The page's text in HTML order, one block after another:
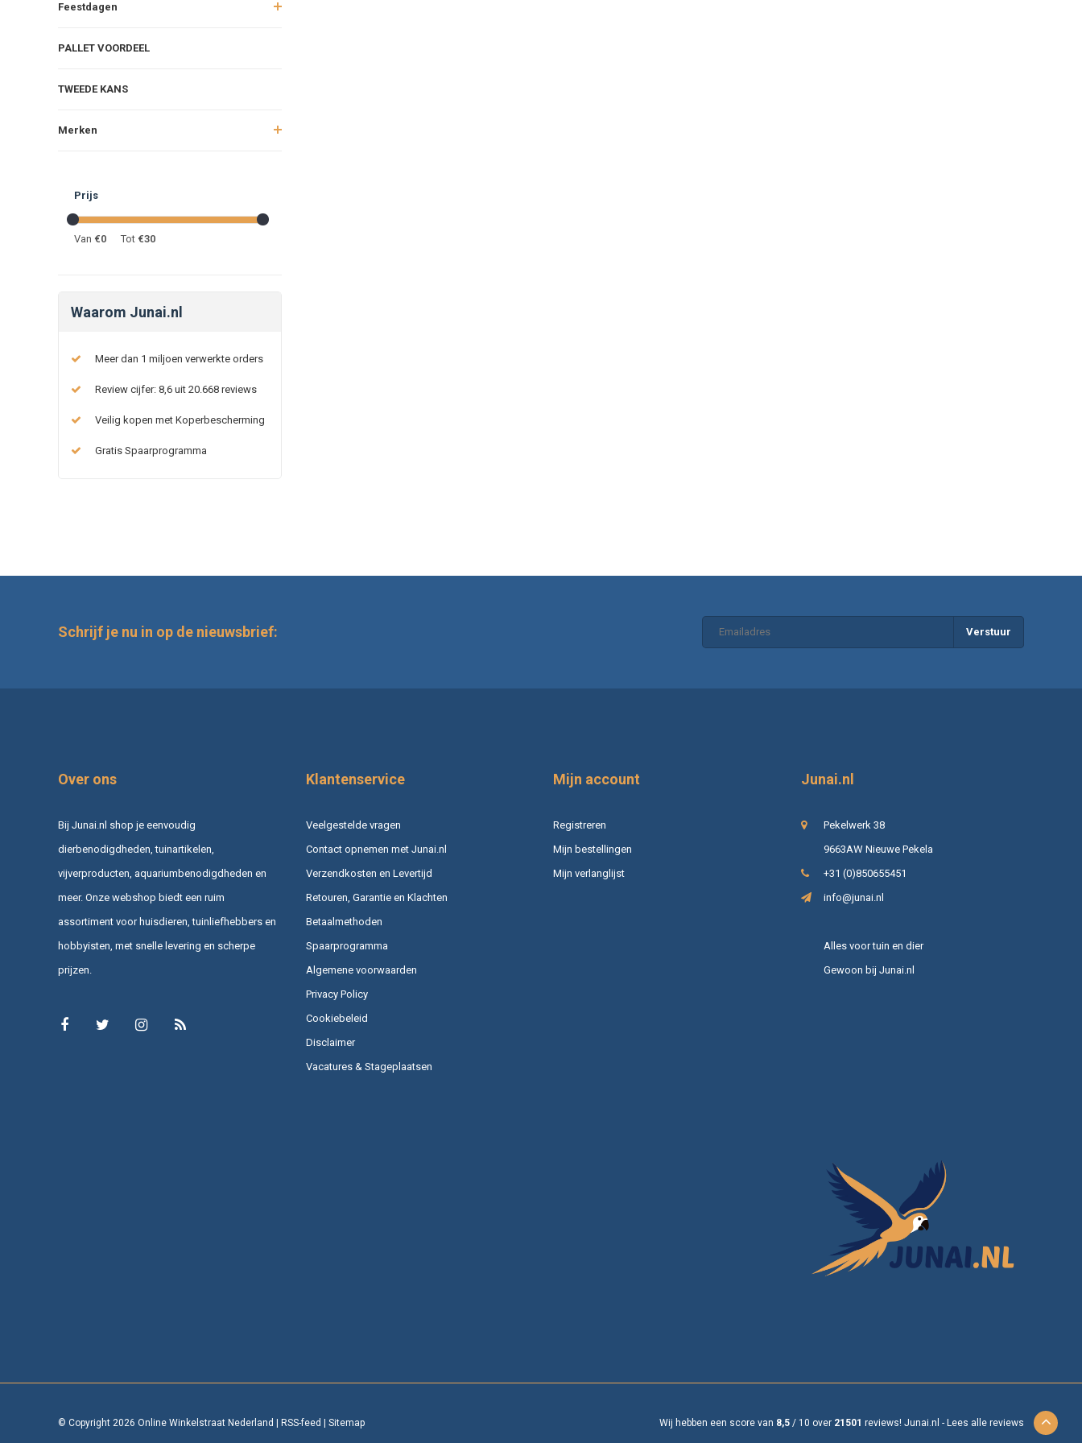
Feestdagen
PALLET VOORDEEL
TWEEDE KANS
Merken
Prijs
Van €0 Tot €30
Waarom Junai.nl
Meer dan 1 miljoen verwerkte orders
Review cijfer: 8,6 uit 20.668 reviews
Veilig kopen met Koperbescherming
Gratis Spaarprogramma
Schrijf je nu in op de nieuwsbrief: Verstuur
Over ons
Bij Junai.nl shop je eenvoudig
dierbenodigdheden, tuinartikelen,
vijverproducten, aquariumbenodigdheden en
meer. Onze webshop biedt een ruim
assortiment voor huisdieren, tuinliefhebbers en
hobbyisten, met snelle levering en scherpe
prijzen.
Klantenservice
Veelgestelde vragen
Contact opnemen met Junai.nl
Verzendkosten en Levertijd
Retouren, Garantie en Klachten
Betaalmethoden
Spaarprogramma
Algemene voorwaarden
Privacy Policy
Cookiebeleid
Disclaimer
Vacatures & Stageplaatsen
Mijn account
Registreren
Mijn bestellingen
Mijn verlanglijst
Junai.nl
Pekelwerk 38
9663AW Nieuwe Pekela
+31 (0)850655451
info@junai.nl
Alles voor tuin en dier
Gewoon bij Junai.nl
© Copyright 2026 Online Winkelstraat Nederland | RSS-feed | Sitemap Wij hebben een score van 8,5 / 10 over 21501 reviews! Junai.nl - Lees alle reviews